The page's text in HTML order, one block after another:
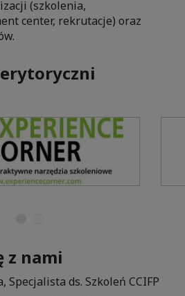
(szkolenia,
center, rekrutacje) oraz
z nami
Specjalista ds. Szkoleń CCIFP